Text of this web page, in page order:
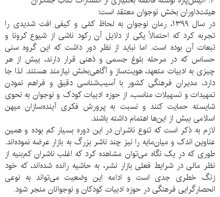
هیئت‌داوران بخش نوجوان معتقد است:
در سال ۱۳۹۹، رمان نوجوان به لحاظ کمّی و کیفی افت شدیدی را
تجربه کرد که احتمالاً یکی از دلایل آن رکود ناشی از شیوع کرونا و
تبعات آن بوده است. اما نباید از نظر دور داشت که این گروه سنی
حساس که در مرحله بلوغ جسمی و ذهنی قرار دارند، بیش از هر
چیزی به ادبیات متعهد، هویت‌ساز و آگاهی‌بخش نیازمند هستند. لذا جا
دارد، مدیران فرهنگی کشور با آسیب‌شناسی دقیق و فراهم نمودن
تمهیدات و تسهیلات مناسب، از حوزه ادبیات کودک و نوجوان به نحوی
شایسته حمایت کنند و نسبت به پرورش فکری آینده‌سازان میهن
اسلامی بیش از این‌ها اهتمام داشته باشند.
لازم به ذکر است که تنوع ناشران در این دوره بسیار کم بوده و همین
عناوین اندک و میان‌مایه را نیز چند ناشر بزرگ به بازار عرضه نموده‌اند.
طوری که در یک نگاه می‌توان مشاهده کرد که اغلب ناشران کم‌بنیه از
نظر مالی در شرایط فعلی بازار نشر، به حاشیه رانده شده‌اند، که خود
زنگ خطری جدی است و ادامه این وضعیت می‌تواند به نوعی
انحصار‌گرایی فرهنگی در حوزه ادبیات کودکان و نوجوانان منجر شود.